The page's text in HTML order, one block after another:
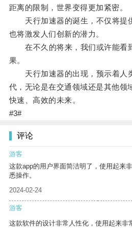
距离的限制，世界变得更加紧密。
天行加速器的诞生，不仅将提
也将激发人们创新的潜力。
在不久的将来，我们或许能看
果。
天行加速器的出现，预示着人
代，无论是在交通领域还是其他领
快速、高效的未来。
#3#
评论
游客
这款app的用户界面简洁明了，使用起来
悉操作。
2024-02-24
游客
这款软件的设计非常人性化，使用起来非